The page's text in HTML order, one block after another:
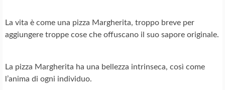
La vita è come una pizza Margherita, troppo breve per
aggiungere troppe cose che offuscano il suo sapore originale.
La pizza Margherita ha una bellezza intrinseca, così come
l’anima di ogni individuo.